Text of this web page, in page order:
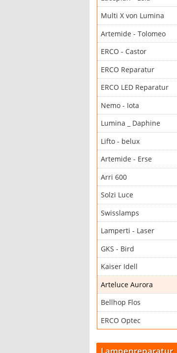
Multi X von Lumina
Artemide - Tolomeo
ERCO - Castor
ERCO Reparatur
ERCO LED Reparatur
Nemo - Iota
Lumina _ Daphine
Lifto - belux
Artemide - Erse
Arri 600
Solzi Luce
Swisslamps
Lamperti - Laser
GKS - Bird
Kaiser Idell
Arteluce Aurora
Bellhop Flos
ERCO Optec
Lampenreparatur